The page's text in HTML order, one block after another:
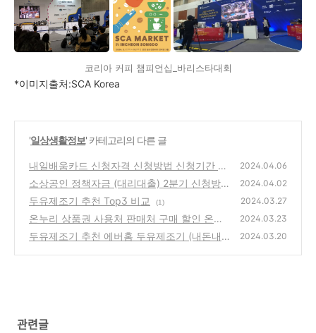
코리아 커피 챔피언십_바리스타대회
*이미지출처:SCA Korea
'일상생활정보' 카테고리의 다른 글
내일배움카드 신청자격 신청방법 신청기간 지
원내용 훈련장려금
(1)
2024.04.06
소상공인 정책자금 (대리대출) 2분기 신청방법
지원내용 절차 서류
(0)
2024.04.02
두유제조기 추천 Top3 비교 (1) 2024.03.27
온누리 상품권 사용처 판매처 구매 할인 온누
리상품권 앱
(0)
2024.03.23
두유제조기 추천 에버홈 두유제조기 (내돈내
2024.03.20
관련글